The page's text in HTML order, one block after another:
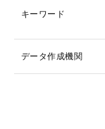
キーワード
データ作成機関